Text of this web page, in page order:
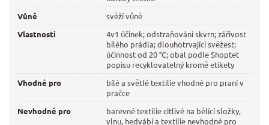
Vůně
svěží vůně
Vlastnosti
4v1 účinek; odstraňování skvrn; zářivost
bílého prádla; dlouhotrvající svěžest;
účinnost od 20 °C; obal podle Shoptet
popisu recyklovatelný kromě etikety
Vhodné pro
bílé a světlé textilie vhodné pro praní v
pračce
Nevhodné pro
barevné textilie citlivé na bělící složky,
vlnu, hedvábí a textilie nevhodné pro